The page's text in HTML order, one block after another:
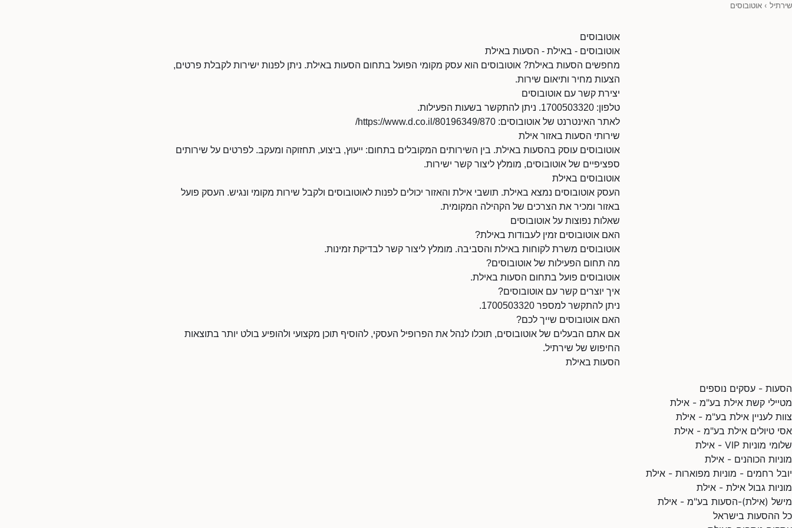
שירתיל › אוטובוסים
אוטובוסים
אוטובוסים - באילת - הסעות באילת
מחפשים הסעות באילת? אוטובוסים הוא עסק מקומי הפועל בתחום הסעות באילת. ניתן לפנות ישירות לקבלת פרטים,
הצעות מחיר ותיאום שירות.
יצירת קשר עם אוטובוסים
טלפון: 1700503320. ניתן להתקשר בשעות הפעילות.
לאתר האינטרנט של אוטובוסים: https://www.d.co.il/80196349/870/
שירותי הסעות באזור אילת
אוטובוסים עוסק בהסעות באילת. בין השירותים המקובלים בתחום: ייעוץ, ביצוע, תחזוקה ומעקב. לפרטים על שירותים
ספציפיים של אוטובוסים, מומלץ ליצור קשר ישירות.
אוטובוסים באילת
העסק אוטובוסים נמצא באילת. תושבי אילת והאזור יכולים לפנות לאוטובוסים ולקבל שירות מקומי ונגיש. העסק פועל
באזור ומכיר את הצרכים של הקהילה המקומית.
שאלות נפוצות על אוטובוסים
האם אוטובוסים זמין לעבודות באילת?
אוטובוסים משרת לקוחות באילת והסביבה. מומלץ ליצור קשר לבדיקת זמינות.
מה תחום הפעילות של אוטובוסים?
אוטובוסים פועל בתחום הסעות באילת.
איך יוצרים קשר עם אוטובוסים?
ניתן להתקשר למספר 1700503320.
האם אוטובוסים שייך לכם?
אם אתם הבעלים של אוטובוסים, תוכלו לנהל את הפרופיל העסקי, להוסיף תוכן מקצועי ולהופיע בולט יותר בתוצאות
החיפוש של שירתיל.
הסעות באילת
הסעות - עסקים נוספים
מטיילי קשת אילת בע"מ - אילת
צוות לעניין אילת בע"מ - אילת
אסי טיולים אילת בע"מ - אילת
שלומי מוניות VIP - אילת
מוניות הכוהנים - אילת
יובל רחמים - מוניות מפוארות - אילת
מוניות גבול אילת - אילת
מישל (אילת)-הסעות בע"מ - אילת
כל ההסעות בישראל